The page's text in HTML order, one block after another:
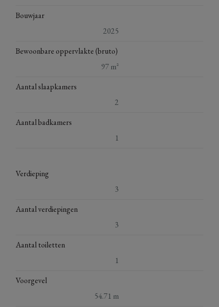
Bouwjaar
2025
Bewoonbare oppervlakte (bruto)
97 m²
Aantal slaapkamers
2
Aantal badkamers
1
Verdieping
3
Aantal verdiepingen
3
Aantal toiletten
1
Voorgevel
54.71 m